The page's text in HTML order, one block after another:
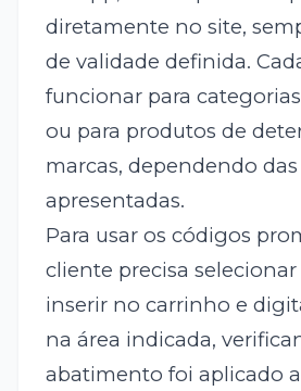
diretamente no site,
de validade definida.
funcionar para
ou para produtos de
marcas, dependendo
apresentadas.
Para usar os códigos
cliente precisa
inserir no carrinho e
na área indicada,
abatimento foi aplicado